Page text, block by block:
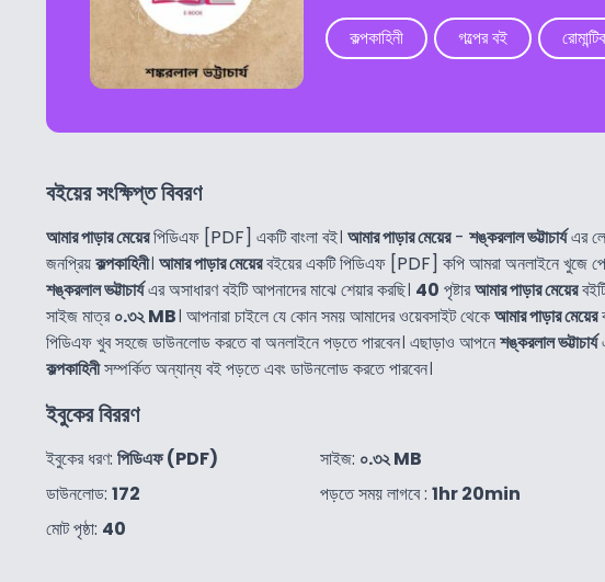
কল্পকাহিনী গল্পের বই
বইয়ের সংক্ষিপ্ত বিবরণ
আমার পাড়ার মেয়েরপিডিএফ [PDF] একটি বাংলা বই। আমার পাড়ার মেয়ের- শঙ্করলাল ভট্টাচার্যএর
জনপ্রিয়কল্পকাহিনী। আমার পাড়ার মেয়েরবইয়ের একটি পিডিএফ [PDF] কপি আমরা অনলাইনে খুজে
শঙ্করলাল ভট্টাচার্যএর অসাধারণ বইটি আপনাদের মাঝে শেয়ার করছি। 40 পৃষ্টারআমার পাড়ার মেয়ের
সাইজ মাত্র০.৩২ MB। আপনারা চাইলে যে কোন সময় আমাদের ওয়েবসাইট থেকেআমার পাড়ার মেয়ের
পিডিএফ খুব সহজে ডাউনলোড করতে বা অনলাইনে পড়তে পারবেন। এছাড়াও আপনেশঙ্করলাল ভট্টাচার্য
কল্পকাহিনীসম্পর্কিত অন্যান্য বই পড়তে এবং ডাউনলোড করতে পারবেন।
ইবুকের বিররণ
ইবুকের ধরণ: পিডিএফ (PDF)
ডাউনলোড: 172
মোট পৃষ্ঠা: 40
সাইজ: ০.৩২ MB
পড়তে সময় লাগবে : 1hr 20min